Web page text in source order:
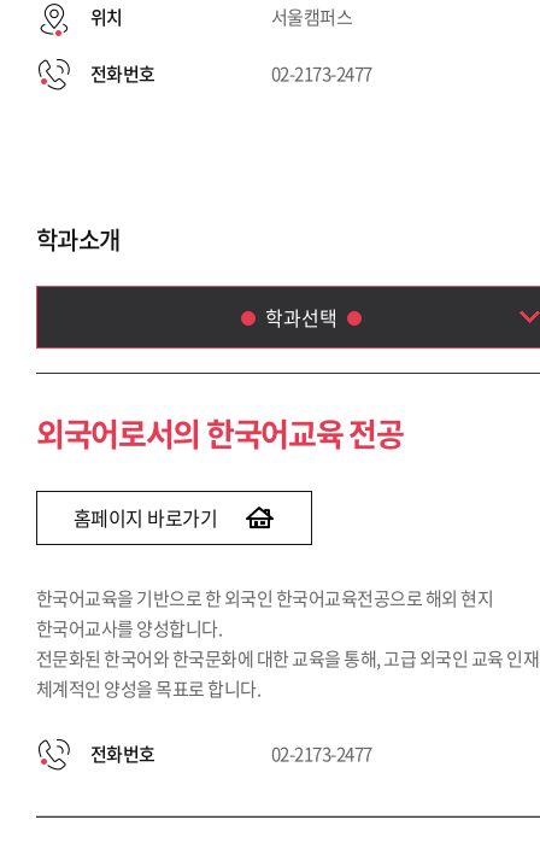
위치 서울캠퍼스
전화번호 02-2173-2477
학과소개
학과선택
외국어로서의 한국어교육 전공
외국어로서의 한국어교육 전공
홈페이지 바로가기
한국어교육을 기반으로 한 외국인 한국어교육전공으로 해외 현지
한국어교사를 양성합니다.
전문화된 한국어와 한국문화에 대한 교육을 통해, 고급 외국인 교육 인
체계적인 양성을 목표로 합니다.
전화번호 02-2173-2477